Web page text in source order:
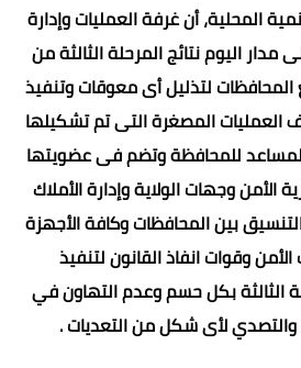
المحلية، أن غرفة العمليات وإدارة
مدار اليوم نتائج المرحلة الثالثة من
مع المحافظات لتذليل أى معوقات وتنفيذ
العمليات المصغرة التى تم تشكيلها
المساعد للمحافظة وتضم فى عضويتها
وجهات الولاية وإدارة الأملاك
بين المحافظات وكافة الأجهزة
وقوات انفاذ القانون لتنفيذ
بكل حسم وعدم التهاون في
والتصدي لأى شكل من التعديات .